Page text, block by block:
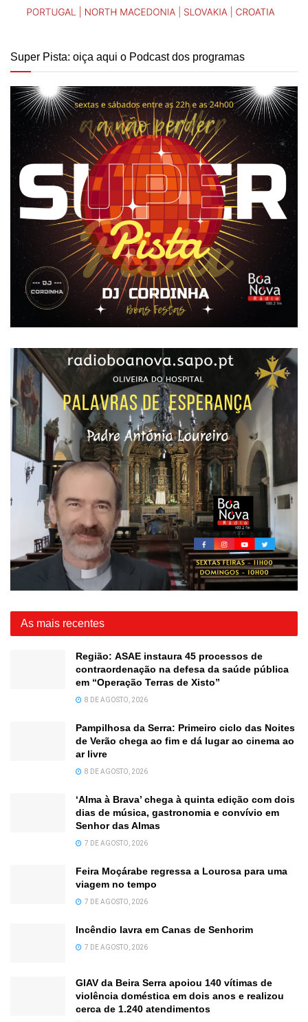
Super Pista: oiça aqui o Podcast dos programas
As mais recentes
Região: ASAE instaura 45 processos de
contraordenação na defesa da saúde pública
em “Operação Terras de Xisto”
8 DE AGOSTO, 2026
Pampilhosa da Serra: Primeiro ciclo das Noites
de Verão chega ao fim e dá lugar ao cinema ao
ar livre
8 DE AGOSTO, 2026
‘Alma à Brava’ chega à quinta edição com dois
dias de música, gastronomia e convívio em
Senhor das Almas
7 DE AGOSTO, 2026
Feira Moçárabe regressa a Lourosa para uma
viagem no tempo
7 DE AGOSTO, 2026
Incêndio lavra em Canas de Senhorim
7 DE AGOSTO, 2026
GIAV da Beira Serra apoiou 140 vítimas de
violência doméstica em dois anos e realizou
cerca de 1.240 atendimentos